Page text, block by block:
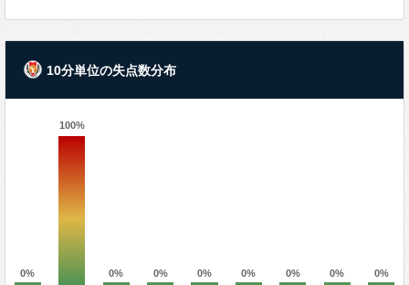
10分単位の失点数分布
0%
100%
0% 0% 0% 0% 0% 0% 0%